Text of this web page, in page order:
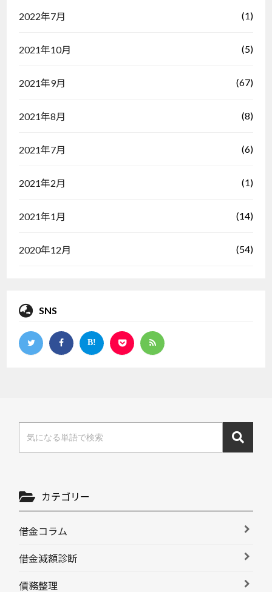
2022年7月 (1)
2021年10月 (5)
2021年9月 (67)
2021年8月 (8)
2021年7月 (6)
2021年2月 (1)
2021年1月 (14)
2020年12月 (54)
SNS
カテゴリー
借金コラム
借金減額診断
債務整理